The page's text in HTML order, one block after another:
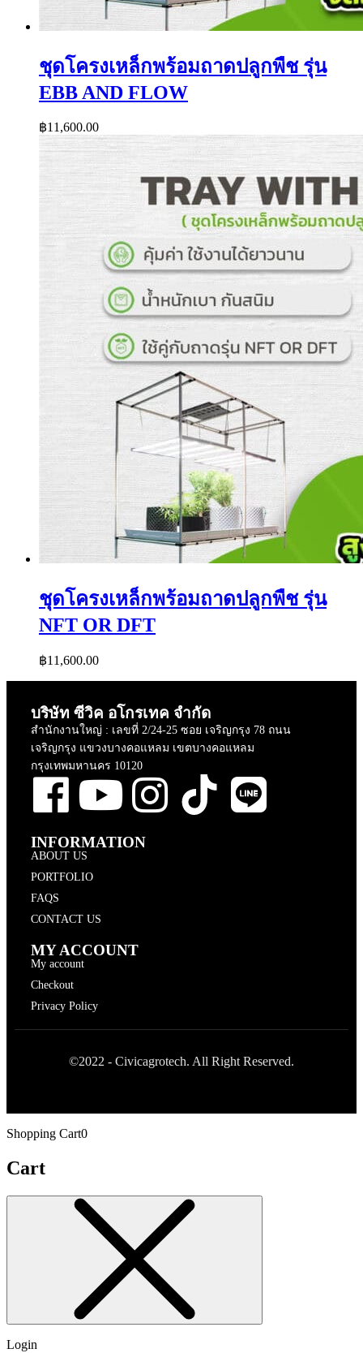
ชุดโครงเหล็กพร้อมถาดปลูกพืช รุ่น
EBB AND FLOW
฿11,600.00
ชุดโครงเหล็กพร้อมถาดปลูกพืช รุ่น
NFT OR DFT
฿11,600.00
บริษัท ซีวิค อโกรเทค จำกัด
สำนักงานใหญ่ : เลขที่ 2/24-25 ซอย เจริญกรุง 78 ถนน
เจริญกรุง แขวงบางคอแหลม เขตบางคอแหลม
กรุงเทพมหานคร 10120
INFORMATION
ABOUT US
PORTFOLIO
FAQS
CONTACT US
MY ACCOUNT
My account
Checkout
Privacy Policy
©2022 - Civicagrotech. All Right Reserved.
Shopping Cart0
Cart
Login